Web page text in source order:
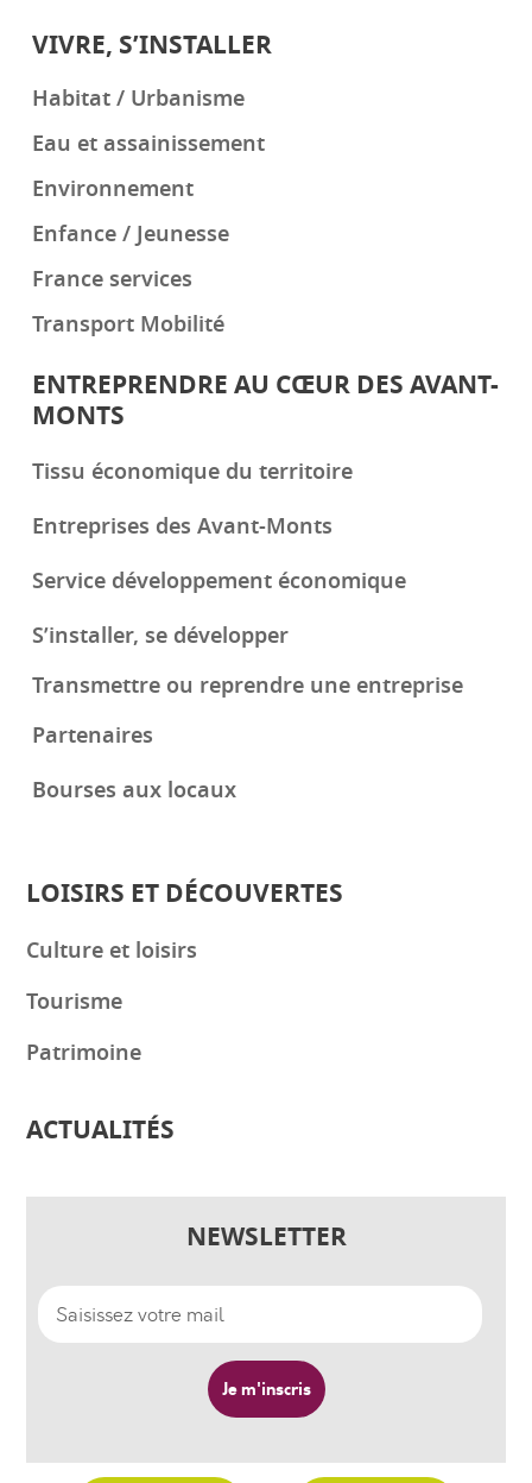
VIVRE, S’INSTALLER
Habitat / Urbanisme
Eau et assainissement
Environnement
Enfance / Jeunesse
France services
Transport Mobilité
ENTREPRENDRE AU CŒUR DES AVANT-
MONTS
Tissu économique du territoire
Entreprises des Avant-Monts
Service développement économique
S’installer, se développer
Transmettre ou reprendre une entreprise
Partenaires
Bourses aux locaux
LOISIRS ET DÉCOUVERTES
Culture et loisirs
Tourisme
Patrimoine
ACTUALITÉS
NEWSLETTER